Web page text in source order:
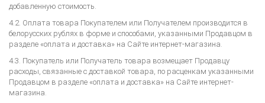
добавленную стоимость.
4.2. Оплата товара Покупателем или Получателем производится в
белорусских рублях в форме и способами, указанными Продавцом в
разделе «оплата и доставка» на Сайте интернет-магазина.
4.3. Покупатель или Получатель товара возмещает Продавцу
расходы, связанные с доставкой товара, по расценкам указанными
Продавцом в разделе «оплата и доставка» на Сайте интернет-
магазина.